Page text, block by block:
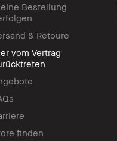
Bestellung
& Retoure
vom Vertrag
finden